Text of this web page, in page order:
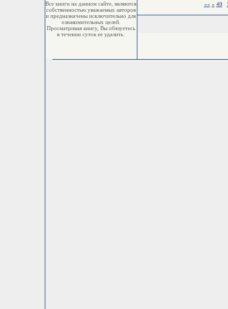
Все книги на данном сайте, являются
собственностью уважаемых авторов
и предназначены исключительно для
ознакомительных целей.
Просматривая книгу, Вы обязуетесь
в течении суток ее удалить.
«« « 49